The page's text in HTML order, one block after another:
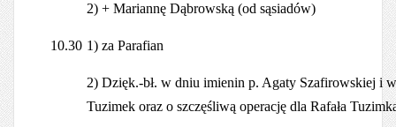
2) + Mariannę Dąbrowską (od sąsiadów)
10.30 1) za Parafian
2) Dzięk.-bł. w dniu imienin p. Agaty Szafirowskiej i
Tuzimek oraz o szczęśliwą operację dla Rafała